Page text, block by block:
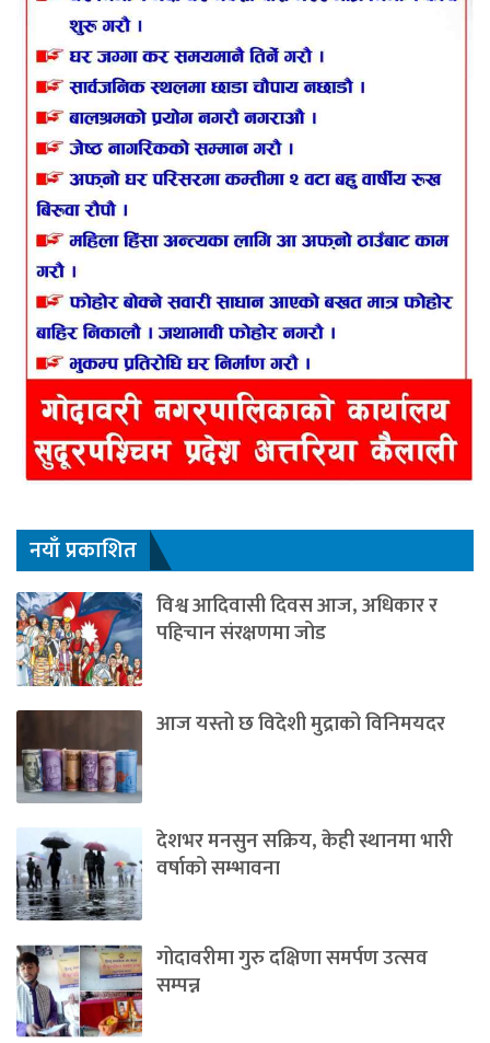
नयाँ प्रकाशित
विश्व आदिवासी दिवस आज, अधिकार र
पहिचान संरक्षणमा जोड
आज यस्तो छ विदेशी मुद्राको विनिमयदर
देशभर मनसुन सक्रिय, केही स्थानमा भारी
वर्षाको सम्भावना
गोदावरीमा गुरु दक्षिणा समर्पण उत्सव
सम्पन्न